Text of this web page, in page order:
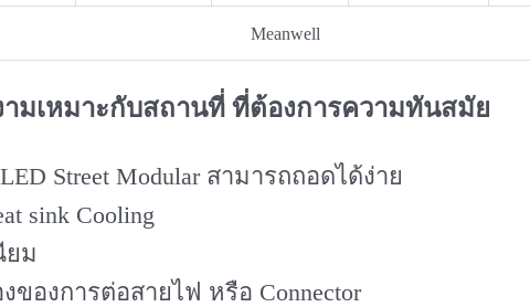
Meanwell
ามเหมาะกับสถานที่ ที่ต้องการความทันสมัย
Street Modular สามารถถอดได้ง่าย
sink Cooling
ยม
ของการต่อสายไฟ หรือ Connector